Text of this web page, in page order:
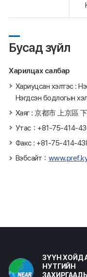
Бусад зүйл
Харилцах салбар
Хариуцсан хэлтэс :
Нэгдсэн бодлогын
Хаяг : 京都市 上京區
Утас：+81-75-414-
Факс : +81-75-414-
Вэбсайт：
ЗҮҮН ХОЙД
НУТГИЙН